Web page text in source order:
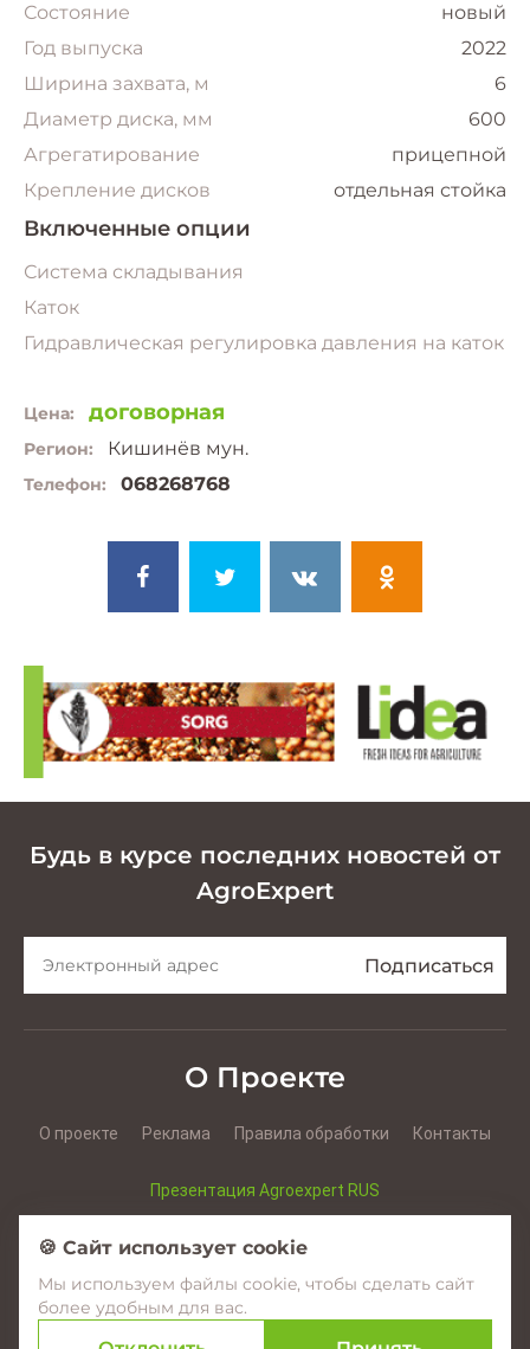
Состояние
новый
Год выпуска
2022
Ширина захвата, м
6
Диаметр диска, мм
600
Агрегатирование
прицепной
Крепление дисков
отдельная стойка
Включенные опции
Система складывания
Каток
Гидравлическая регулировка давления на каток
Цена: договорная
Регион: Кишинёв мун.
Телефон: 068268768
Будь в курсе последних новостей от
AgroExpert
О Проекте
О проекте Реклама Правила обработки Контакты
Презентация Agroexpert RUS
Facebook YouTube Instagram
🍪 Сайт использует cookie
Мы используем файлы cookie, чтобы сделать сайт
более удобным для вас.